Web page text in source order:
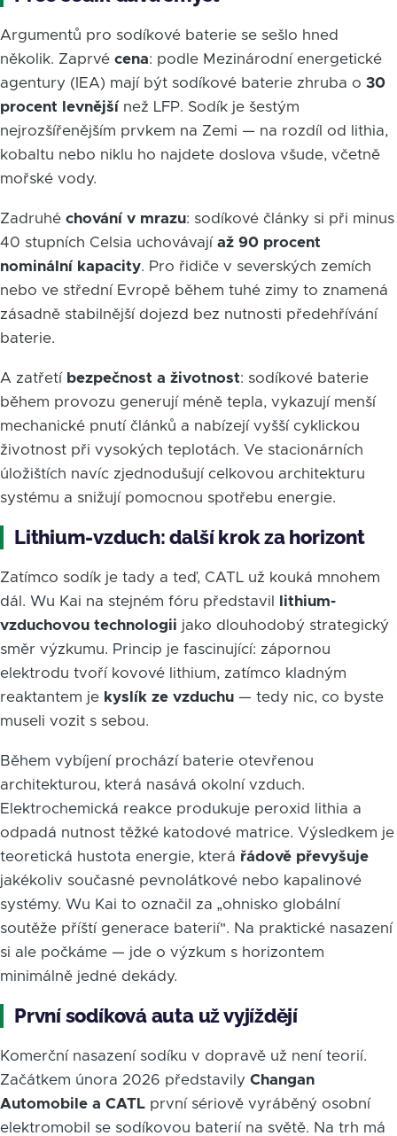
Argumentů pro sodíkové baterie se sešlo hned
několik. Zaprvé cena: podle Mezinárodní energetické
agentury (IEA) mají být sodíkové baterie zhruba o 30
procent levnější než LFP. Sodík je šestým
nejrozšířenějším prvkem na Zemi — na rozdíl od lithia,
kobaltu nebo niklu ho najdete doslova všude, včetně
mořské vody.
Zadruhé chování v mrazu: sodíkové články si při minus
40 stupních Celsia uchovávají až 90 procent
nominální kapacity. Pro řidiče v severských zemích
nebo ve střední Evropě během tuhé zimy to znamená
zásadně stabilnější dojezd bez nutnosti předehřívání
baterie.
A zatřetí bezpečnost a životnost: sodíkové baterie
během provozu generují méně tepla, vykazují menší
mechanické pnutí článků a nabízejí vyšší cyklickou
životnost při vysokých teplotách. Ve stacionárních
úložištích navíc zjednodušují celkovou architekturu
systému a snižují pomocnou spotřebu energie.
Lithium-vzduch: další krok za horizont
Zatímco sodík je tady a teď, CATL už kouká mnohem
dál. Wu Kai na stejném fóru představil
lithium-
vzduchovou technologii jako dlouhodobý strategický
směr výzkumu. Princip je fascinující: zápornou
elektrodu tvoří kovové lithium, zatímco kladným
reaktantem je kyslík ze vzduchu — tedy nic, co byste
museli vozit s sebou.
Během vybíjení prochází baterie otevřenou
architekturou, která nasává okolní vzduch.
Elektrochemická reakce produkuje peroxid lithia a
odpadá nutnost těžké katodové matrice. Výsledkem je
teoretická hustota energie, která řádově převyšuje
jakékoliv současné pevnolátkové nebo kapalinové
systémy. Wu Kai to označil za „ohnisko globální
soutěže příští generace baterií". Na praktické nasazení
si ale počkáme — jde o výzkum s horizontem
minimálně jedné dekády.
První sodíková auta už vyjíždějí
Komerční nasazení sodíku v dopravě už není teorií.
Začátkem února 2026 představily Changan
Automobile a CATL první sériově vyráběný osobní
elektromobil se sodíkovou baterií na světě. Na trh má